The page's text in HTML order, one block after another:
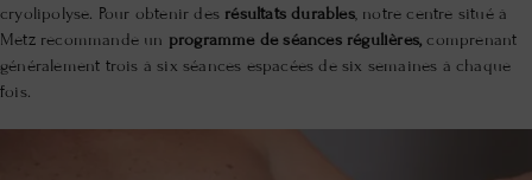
cryolipolyse. Pour obtenir des résultats durables, notre centre situé à
Metz recommande un programme de séances régulières, comprenant
généralement trois à six séances espacées de six semaines à chaque
fois.